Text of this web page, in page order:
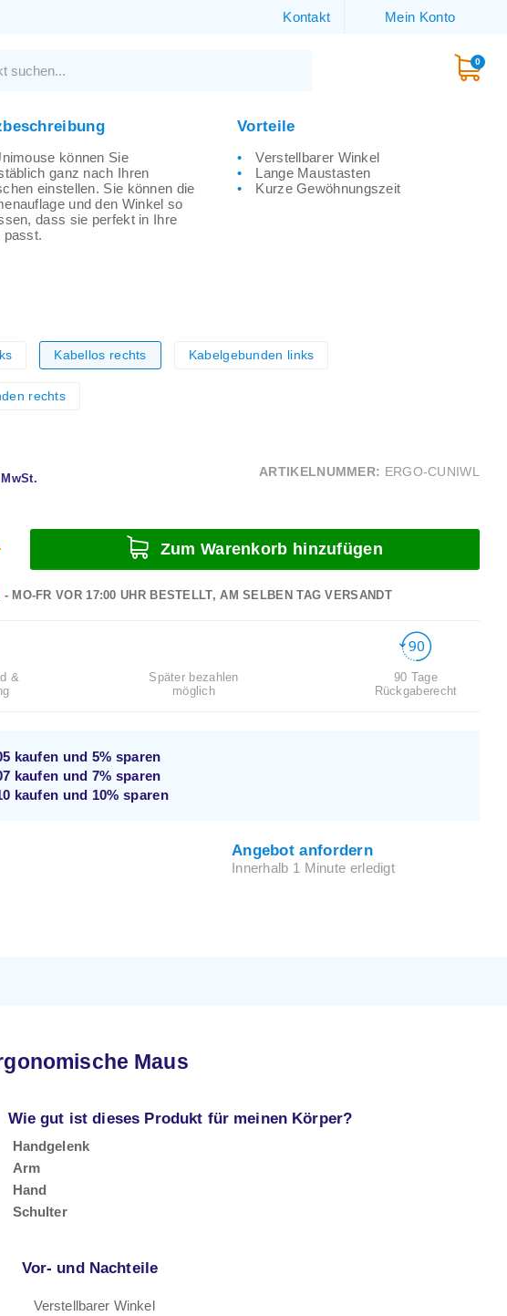
Kontakt Mein Konto
0
können Sie
ganz nach Ihren
einstellen. Sie können die
und den Winkel so
dass sie perfekt in Ihre
passt.
Vorteile
Verstellbarer Winkel
Lange Maustasten
Kurze Gewöhnungszeit
Kabellos rechts Kabelgebunden links
rechts
ARTIKELNUMMER: ERGO-CUNIWL
Zum Warenkorb hinzufügen
- MO-FR VOR 17:00 UHR BESTELLT, AM SELBEN TAG VERSANDT
&
Später bezahlen
möglich
90 Tage
Rückgaberecht
kaufen und 5% sparen
kaufen und 7% sparen
kaufen und 10% sparen
Angebot anfordern
Innerhalb 1 Minute erledigt
Maus
Wie gut ist dieses Produkt für meinen Körper?
Handgelenk
Arm
Hand
Schulter
Vor- und Nachteile
Verstellbarer Winkel